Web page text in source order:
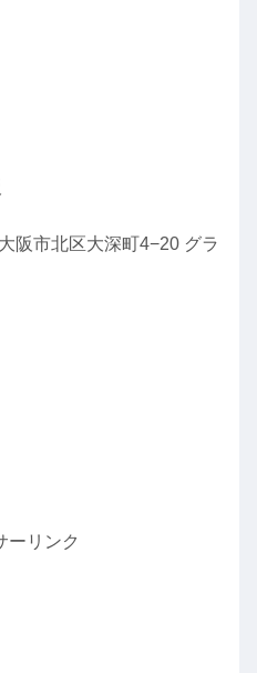
阪市北区大深町4−20 グラ
ーリンク